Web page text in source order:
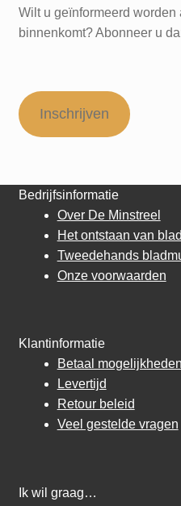
Wilt u geïnformeerd
binnenkomt? Abonneer u
Inschrijven
Bedrijfsinformatie
Over De Minstreel
Het ontstaan van
Tweedehands
Onze voorwaarden
Klantinformatie
Betaal mogelijkheden
Levertijd
Retour beleid
Veel gestelde vragen
Ik wil graag…